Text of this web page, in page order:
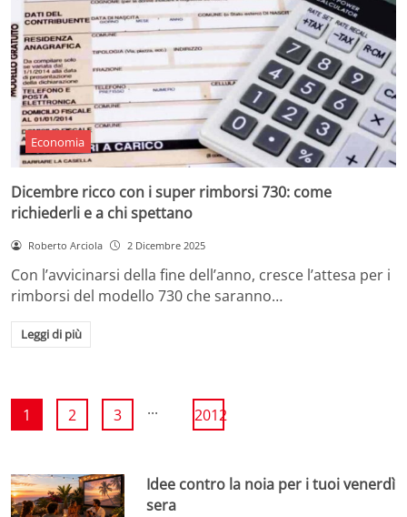
Economia
Dicembre ricco con i super rimborsi 730: come
richiederli e a chi spettano
Roberto Arciola 2 Dicembre 2025
Con l’avvicinarsi della fine dell’anno, cresce l’attesa per i
rimborsi del modello 730 che saranno…
Leggi di più
1 2 3 ... 2012
Idee contro la noia per i tuoi venerdì
sera